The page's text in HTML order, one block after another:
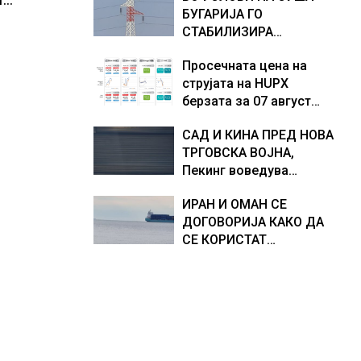
доживуваа овој настан
што го промени текот
Европа по бројот на
изградени центри за
БУГАРИЈА ГО
СТАБИЛИЗИРА
ЕНЕРГЕТСКИ СИСТЕМ,
како Бугарија стана
балкански шампион во
од батерии
Просечната цена на
струјата на HUPX
берзата за 07 август
евра за мегават час, на
МЕМО 153,56 евра за
мегават час
САД И КИНА ПРЕД НОВА
ТРГОВСКА ВОЈНА,
Пекинг воведува
американски компании
и организации
ИРАН И ОМАН СЕ
ДОГОВОРИЈА КАКО ДА
СЕ КОРИСТАТ